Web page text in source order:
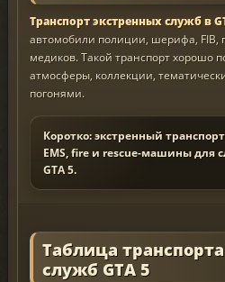
Транспорт экстренных служб в
автомобили полиции, шерифа, FIB,
медиков. Такой транспорт хорошо
атмосферы, коллекции,
погонями.
Коротко: экстренный
EMS, fire и rescue-машины для
GTA 5.
Таблица
служб GTA 5